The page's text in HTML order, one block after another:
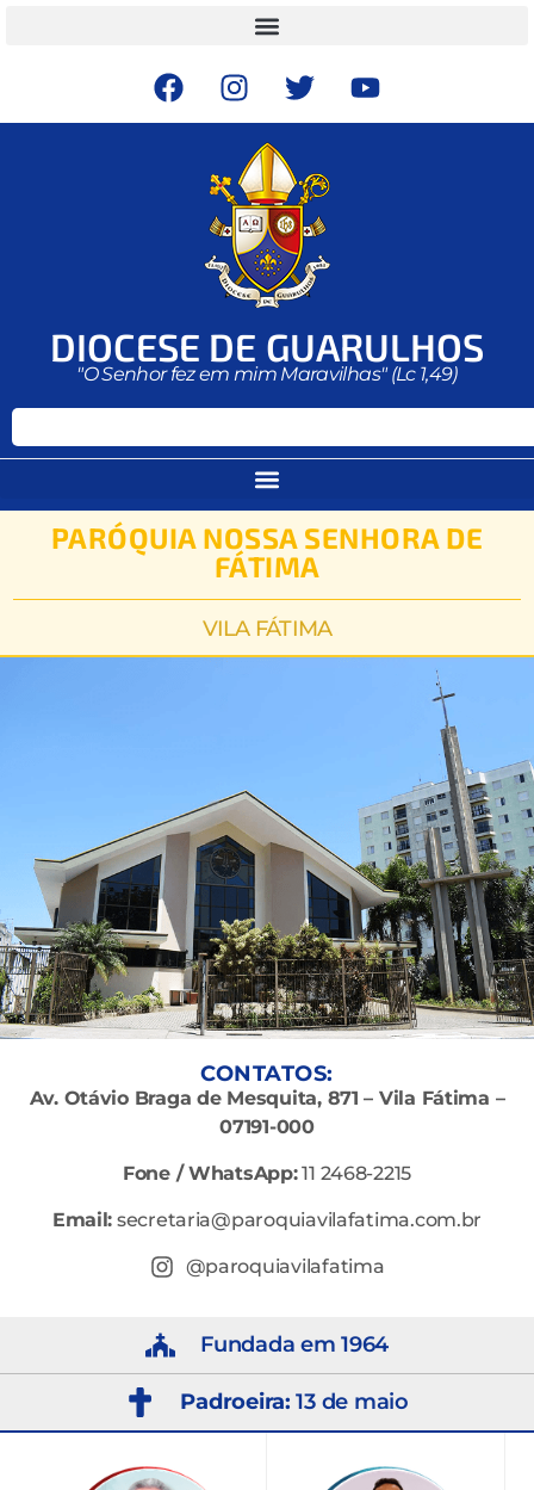
DIOCESE DE GUARULHOS
"O Senhor fez em mim Maravilhas" (Lc 1,49)
PARÓQUIA NOSSA SENHORA DE
FÁTIMA
VILA FÁTIMA
CONTATOS:
Av. Otávio Braga de Mesquita, 871 – Vila Fátima –
07191-000
Fone / WhatsApp:11 2468-2215
Email: secretaria@paroquiavilafatima.com.br
@paroquiavilafatima
Fundada em 1964
Padroeira: 13 de maio